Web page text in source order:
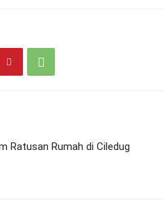
Ratusan Rumah di Ciledug